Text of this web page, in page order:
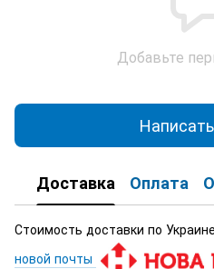
Добавьте
Доставка Оплата
Стоимость доставки по
новой почты